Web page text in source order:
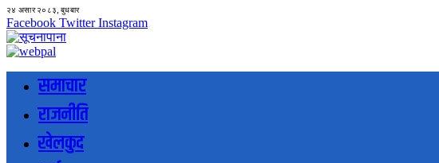
२४ असार २०८३, बुधबार
Facebook Twitter Instagram
समाचार
राजनीति
खेलकुद